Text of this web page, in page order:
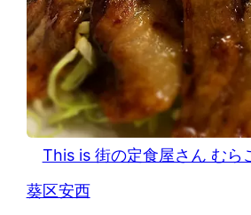
This is 街の定食屋さん むら
葵区安西